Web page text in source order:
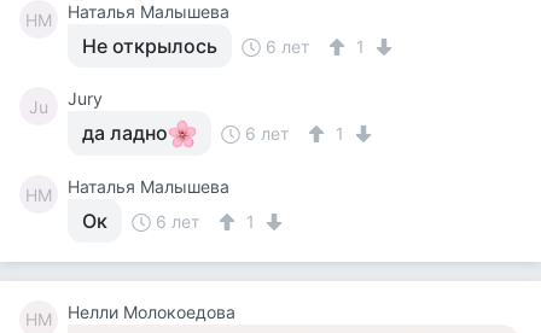
НМ Наталья Малышева
Не открылось 6 лет 1
Ju Jury
да ладно 6 лет 1
НМ Наталья Малышева
Ок 6 лет 1
НМ Нелли Молокоедова